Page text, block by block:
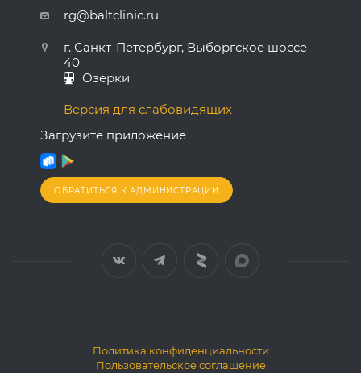
rg@baltclinic.ru
г. Санкт-Петербург, Выборгское шоссе
40
Озерки
Версия для слабовидящих
Загрузите приложение
ОБРАТИТЬСЯ К АДМИНИСТРАЦИИ
Политика конфиденциальности
Пользовательское соглашение